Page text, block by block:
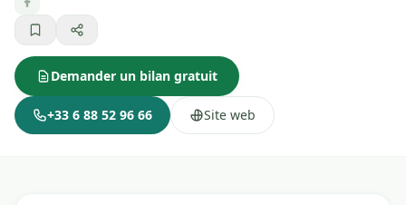
Demander un bilan gratuit
+33 6 88 52 96 66 Site web